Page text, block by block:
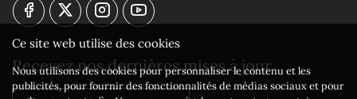
Recevez nos dernières mises à jour
Ce site web utilise des cookies
Nous utilisons des cookies pour personnaliser le contenu et les
publicités, pour fournir des fonctionnalités de médias sociaux et pour